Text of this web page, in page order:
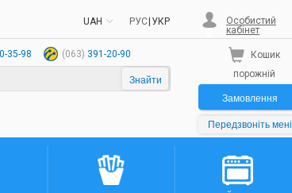
UAH РУС УКР
Особистий
кабінет
35-98 (063) 391-20-90
Знайти
Кошик
порожній
Замовлення
Передзвоніть мені